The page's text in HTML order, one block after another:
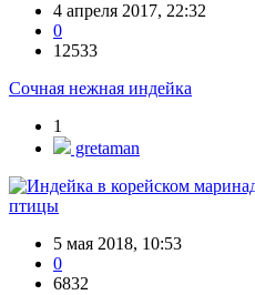
4 апреля 2017, 22:32
0
12533
Сочная нежная индейка
1
gretaman
птицы
5 мая 2018, 10:53
0
6832